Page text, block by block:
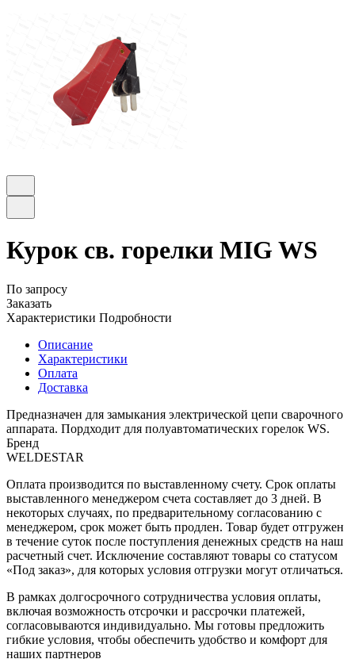
Курок св. горелки MIG WS
По запросу
Заказать
Характеристики Подробности
Описание
Характеристики
Оплата
Доставка
Предназначен для замыкания электрической цепи сварочного
аппарата. Пордходит для полуавтоматических горелок WS.
Бренд
WELDESTAR
Оплата производится по выставленному счету. Срок оплаты
выставленного менеджером счета составляет до 3 дней. В
некоторых случаях, по предварительному согласованию с
менеджером, срок может быть продлен. Товар будет отгружен
в течение суток после поступления денежных средств на наш
расчетный счет. Исключение составляют товары со статусом
«Под заказ», для которых условия отгрузки могут отличаться.
В рамках долгосрочного сотрудничества условия оплаты,
включая возможность отсрочки и рассрочки платежей,
согласовываются индивидуально. Мы готовы предложить
гибкие условия, чтобы обеспечить удобство и комфорт для
наших партнеров